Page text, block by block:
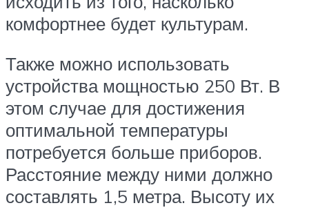
комфортнее будет культурам.
Также можно использовать
устройства мощностью 250 Вт. В
этом случае для достижения
оптимальной температуры
потребуется больше приборов.
Расстояние между ними должно
составлять 1,5 метра. Высоту их